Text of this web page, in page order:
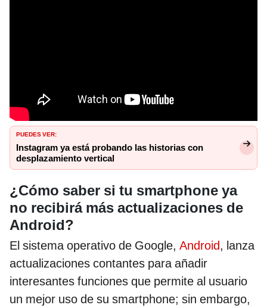
PUEDES VER:
Instagram ya está probando las historias con
desplazamiento vertical
¿Cómo saber si tu smartphone ya
no recibirá más actualizaciones de
Android?
El sistema operativo de Google, Android, lanza
actualizaciones contantes para añadir
interesantes funciones que permite al usuario
un mejor uso de su smartphone; sin embargo,